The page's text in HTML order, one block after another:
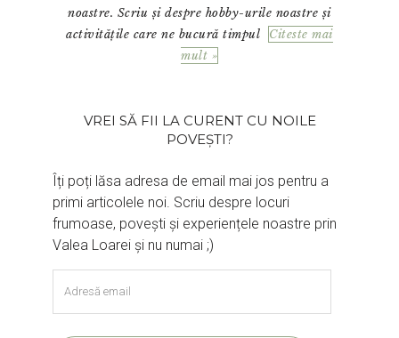
noastre. Scriu și despre hobby-urile noastre și
activitățile care ne bucură timpul
Citeste mai
mult »
VREI SĂ FII LA CURENT CU NOILE
POVEȘTI?
Îți poți lăsa adresa de email mai jos pentru a
primi articolele noi. Scriu despre locuri
frumoase, povești și experiențele noastre prin
Valea Loarei și nu numai ;)
email